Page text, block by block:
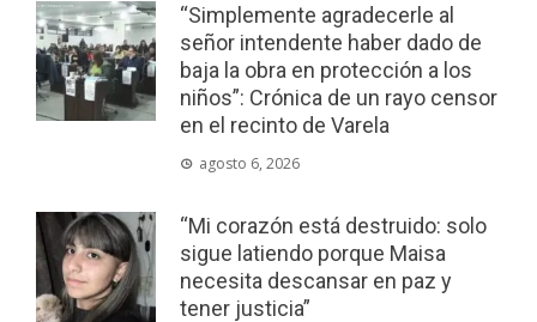
“Simplemente agradecerle al
señor intendente haber dado de
baja la obra en protección a los
niños”: Crónica de un rayo censor
en el recinto de Varela
agosto 6, 2026
“Mi corazón está destruido: solo
sigue latiendo porque Maisa
necesita descansar en paz y
tener justicia”